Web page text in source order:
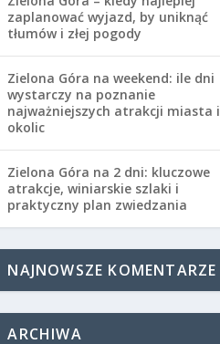
zaplanować wyjazd, by uniknąć
tłumów i złej pogody
Zielona Góra na weekend: ile dni
wystarczy na poznanie
najważniejszych atrakcji miasta i
okolic
Zielona Góra na 2 dni: kluczowe
atrakcje, winiarskie szlaki i
praktyczny plan zwiedzania
NAJNOWSZE KOMENTARZE
ARCHIWA